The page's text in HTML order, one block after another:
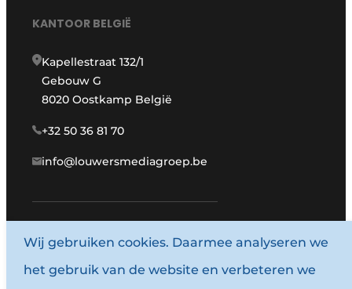
KANTOOR BELGIË
Kapellestraat 132/1
Gebouw G
8020 Oostkamp België
+32 50 36 81 70
info@louwersmediagroep.be
www.louwersmediagroep.com
© 1987 - 2026 Louwersmediagroep.
Wij gebruiken cookies. Daarmee analyseren we
het gebruik van de website en verbeteren we